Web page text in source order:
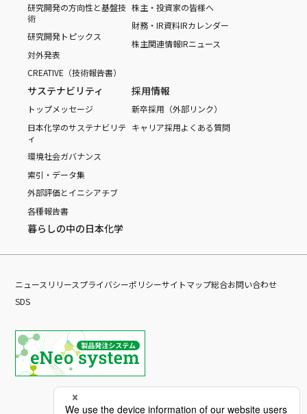
研究開発の方向性と基盤技
術
研究開発トピックス
対外発表
CREATIVE（技術報告書）
株主・投資家の皆様へ
財務・IR資料IRカレンダー
株主関連情報IRニュース
サステナビリティ
トップメッセージ
日本化学のサステナビリテ
ィ
環境社会ガバナンス
索引・データ集
外部評価とイニシアチブ
各種報告書
採用情報
新卒採用（外部リンク）
キャリア採用よくある質問
暮らしの中の日本化学
ニュースリリースプライバシーポリシーサイトマップ総合お問い合わせ
SDS